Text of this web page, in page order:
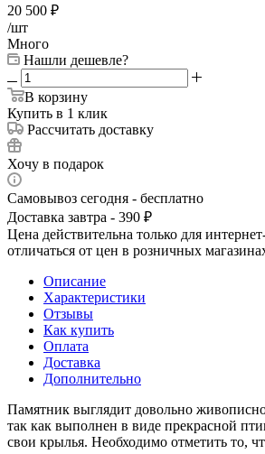
20 500 ₽
/шт
Много
Нашли дешевле?
В корзину
Купить в 1 клик
Рассчитать доставку
Хочу в подарок
Самовывоз сегодня - бесплатно
Доставка завтра - 390 ₽
Цена действительна только для
отличаться от цен в розничных
Описание
Характеристики
Отзывы
Как купить
Оплата
Доставка
Дополнительно
Памятник выглядит довольно
так как выполнен в виде прекрасной
свои крылья. Необходимо отметить то,